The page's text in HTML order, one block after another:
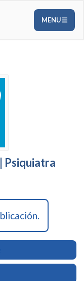
MENU
Psiquiatra